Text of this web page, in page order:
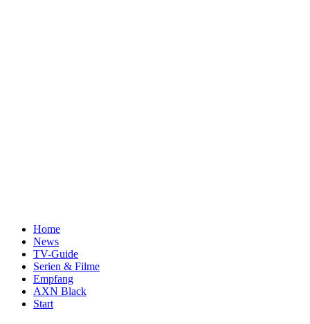
Home
News
TV-Guide
Serien & Filme
Empfang
AXN Black
Start